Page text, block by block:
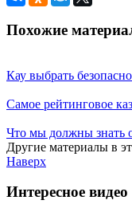
Похожие
Кау выбрать
Самое рейтинговое
Что мы должны знать
Другие материалы в
Наверх
Интересное видео